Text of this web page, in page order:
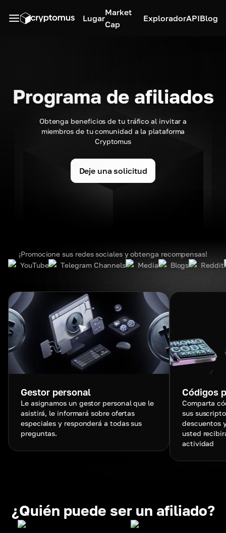
Lugar
Market
Cap
ExploradorAPIBlog
Programa de afiliados
Obtenga beneficios de tu tráfico al invitar a
miembros de tu comunidad a la plataforma
Cryptomus
Deje una solicitud
¡Promocione sus redes sociales y obtenga recompensas!
YouTube
Telegram Channels Media Blogs Reddit
Gestor personal
Le asignamos un gestor personal que le
asistirá, le informará sobre ofertas
especiales y responderá a todas sus
preguntas.
Códigos
Comparta
sus
descuentos
usted
actividad
¿Quién puede ser un afiliado?